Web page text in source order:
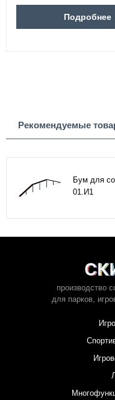
Подробнее
Рекомендуемые
Бум для
01.И1
производство
для парков,